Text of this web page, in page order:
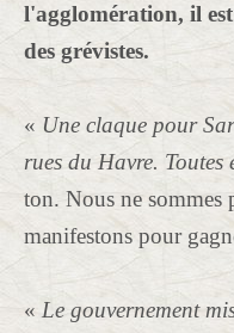
l'agglomération, il est
des grévistes.
« Une claque pour
rues du Havre. Toutes
ton. Nous ne sommes
manifestons pour
« Le gouvernement